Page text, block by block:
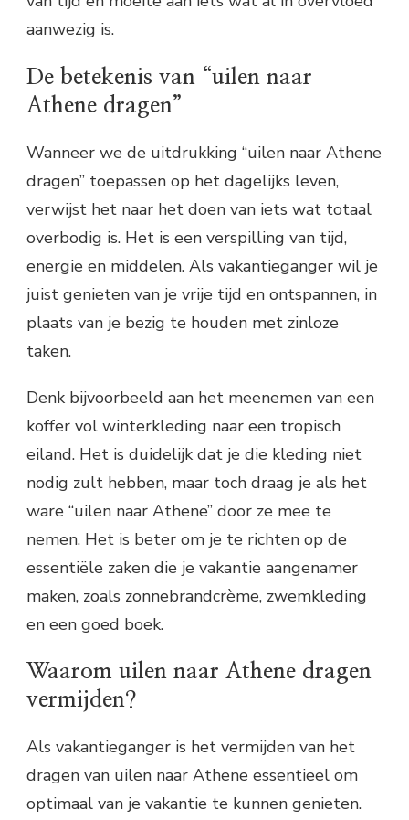
aanwezig is.
De betekenis van “uilen naar
Athene dragen”
Wanneer we de uitdrukking “uilen naar Athene
dragen” toepassen op het dagelijks leven,
verwijst het naar het doen van iets wat totaal
overbodig is. Het is een verspilling van tijd,
energie en middelen. Als vakantieganger wil je
juist genieten van je vrije tijd en ontspannen, in
plaats van je bezig te houden met zinloze
taken.
Denk bijvoorbeeld aan het meenemen van een
koffer vol winterkleding naar een tropisch
eiland. Het is duidelijk dat je die kleding niet
nodig zult hebben, maar toch draag je als het
ware “uilen naar Athene” door ze mee te
nemen. Het is beter om je te richten op de
essentiële zaken die je vakantie aangenamer
maken, zoals zonnebrandcrème, zwemkleding
en een goed boek.
Waarom uilen naar Athene dragen
vermijden?
Als vakantieganger is het vermijden van het
dragen van uilen naar Athene essentieel om
optimaal van je vakantie te kunnen genieten.